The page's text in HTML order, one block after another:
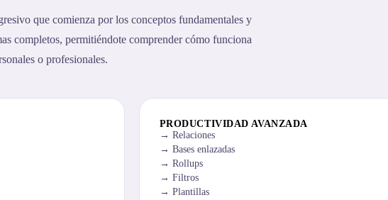
que comienza por los conceptos fundamentales y
completos, permitiéndote comprender cómo funciona
o profesionales.
PRODUCTIVIDAD AVANZADA
Relaciones
Bases enlazadas
Rollups
Filtros
Plantillas